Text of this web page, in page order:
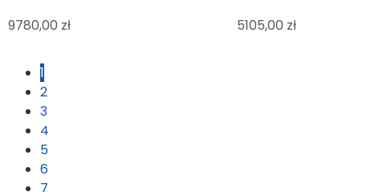
9780,00 zł 5105,00 zł
1
2
3
4
5
6